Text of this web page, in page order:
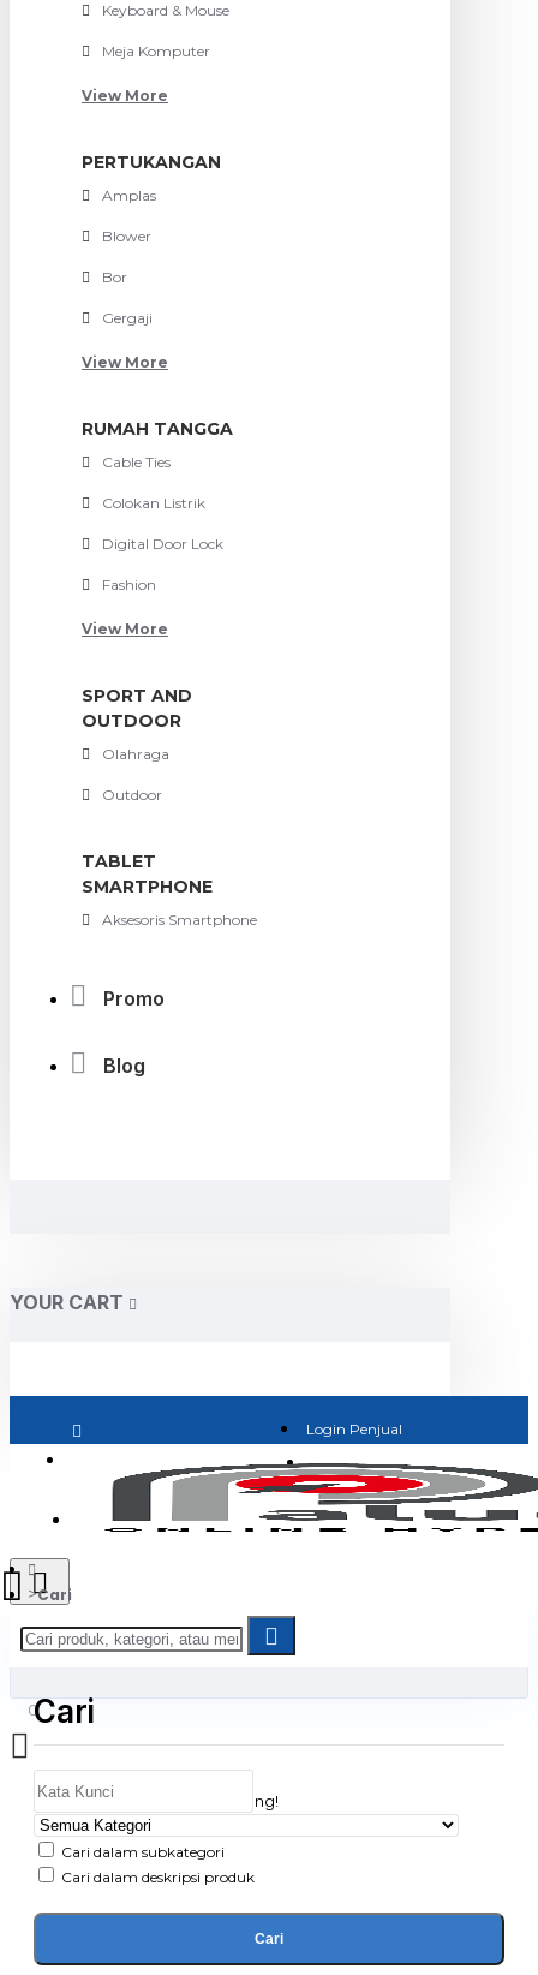
Keyboard & Mouse
Meja Komputer
View More
PERTUKANGAN
Amplas
Blower
Bor
Gergaji
View More
RUMAH TANGGA
Cable Ties
Colokan Listrik
Digital Door Lock
Fashion
View More
SPORT AND
OUTDOOR
Olahraga
Outdoor
TABLET
SMARTPHONE
Aksesoris Smartphone
Promo
Blog
YOUR CART
Login Penjual
Jadi Penjual
0
Daftar belanja Anda kosong!
Cari
Cari
Cari dalam subkategori
Cari dalam deskripsi produk
Cari